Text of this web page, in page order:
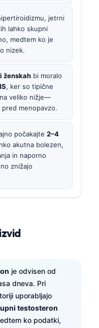
jetrni
lahko skupni
medtem ko je
nizek.
ženskah bi moralo
, ker so tipične
veliko nižje—
pred menopavzo.
počakajte 2–4
akutna bolezen,
in naporno
znižajo
je odvisen od
dneva. Pri
uporabljajo
testosteron
ko podatki,